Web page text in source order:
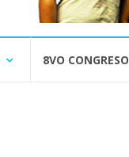
8VO CONGRESO